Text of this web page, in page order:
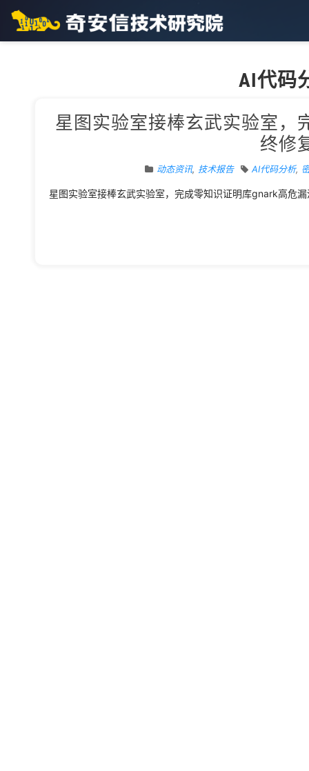
AI代码
星图实验室接棒玄武实验室，
终修
动态资讯, 技术报告 AI代码分析,
星图实验室接棒玄武实验室，完成零知识证明库gnark高危